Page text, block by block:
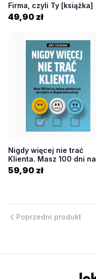
Firma, czyli Ty [książka]
49,90 zł
Nigdy więcej nie trać
Klienta. Masz 100 dni na
zmianę pojedynczej
sprzedaży w długotrwałą
59,90 zł
Poprzedni produkt